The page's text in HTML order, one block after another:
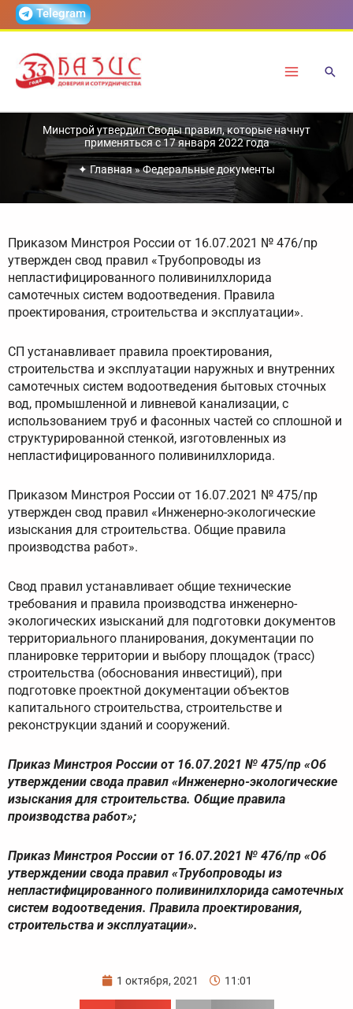
ПерейтиTelegram
Минстрой утвердил Своды правил, которые начнут
применяться с 17 января 2022 года
✦Главная»Федеральные документы
Приказом Минстроя России от 16.07.2021 № 476/пр
утвержден свод правил «Трубопроводы из
непластифицированного поливинилхлорида
самотечных систем водоотведения. Правила
проектирования, строительства и эксплуатации».
СП устанавливает правила проектирования,
строительства и эксплуатации наружных и внутренних
самотечных систем водоотведения бытовых сточных
вод, промышленной и ливневой канализации, с
использованием труб и фасонных частей со сплошной и
структурированной стенкой, изготовленных из
непластифицированного поливинилхлорида.
Приказом Минстроя России от 16.07.2021 № 475/пр
утвержден свод правил «Инженерно-экологические
изыскания для строительства. Общие правила
производства работ».
Свод правил устанавливает общие технические
требования и правила производства инженерно-
экологических изысканий для подготовки документов
территориального планирования, документации по
планировке территории и выбору площадок (трасс)
строительства (обоснования инвестиций), при
подготовке проектной документации объектов
капитального строительства, строительстве и
реконструкции зданий и сооружений.
Приказ Минстроя России от 16.07.2021 № 475/пр «Об
утверждении свода правил «Инженерно-экологические
изыскания для строительства. Общие правила
производства работ»;
Приказ Минстроя России от 16.07.2021 № 476/пр «Об
утверждении свода правил «Трубопроводы из
непластифицированного поливинилхлорида самотечных
систем водоотведения. Правила проектирования,
строительства и эксплуатации».
1 октября, 2021 11:01